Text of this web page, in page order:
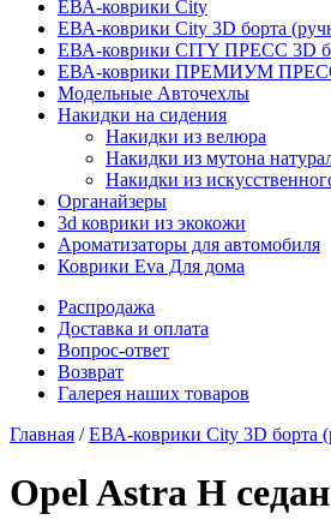
ЕВА-коврики City
ЕВА-коврики City 3D борта
ЕВА-коврики CITY ПРЕСС 3D
ЕВА-коврики ПРЕМИУМ ПРЕСС
Модельные Авточехлы
Накидки на сидения
Накидки из велюра
Накидки из мутона
Накидки из
Органайзеры
3d коврики из экокожи
Ароматизаторы для автомобиля
Коврики Eva Для дома
Распродажа
Доставка и оплата
Вопрос-ответ
Возврат
Галерея наших товаров
Главная /ЕВА-коврики City 3D борта
Opel Astra H